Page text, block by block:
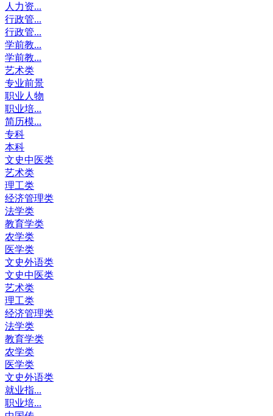
人力资...
行政管...
行政管...
学前教...
学前教...
艺术类
专业前景
职业人物
职业培...
简历模...
专科
本科
文史中医类
艺术类
理工类
经济管理类
法学类
教育学类
农学类
医学类
文史外语类
文史中医类
艺术类
理工类
经济管理类
法学类
教育学类
农学类
医学类
文史外语类
就业指...
职业培...